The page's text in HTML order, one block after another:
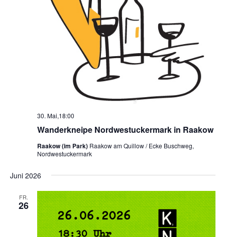
Wanderkneipe Nordwestuckermark in Raakow
30. Mai,18:00
Raakow (im Park) Raakow am Quillow / Ecke Buschweg,
Nordwestuckermark
Juni 2026
FR.
26